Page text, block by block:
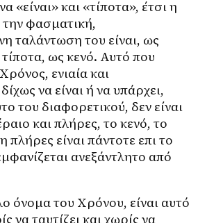
«είναι» και «τίποτα», έτσι η
φασματική,
ταλάντωση του είναι, ως
ως κενό. Αυτό που
ενιαία και
να είναι ή να υπάρχει,
του διαφορετικού, δεν είναι
και πλήρες, το κενό, το
πλήρες είναι πάντοτε επι το
ανεξάντλητο από
όνομα του Χρόνου, είναι αυτό
να ταυτίζει και χωρίς να